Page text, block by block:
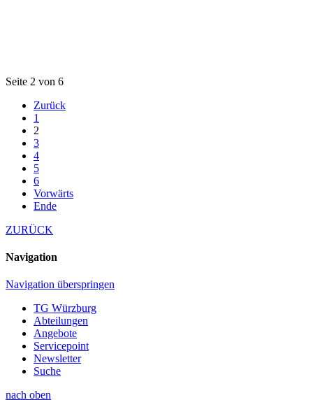
Seite 2 von 6
Zurück
1
2
3
4
5
6
Vorwärts
Ende
ZURÜCK
Navigation
Navigation überspringen
TG Würzburg
Abteilungen
Angebote
Servicepoint
Newsletter
Suche
nach oben